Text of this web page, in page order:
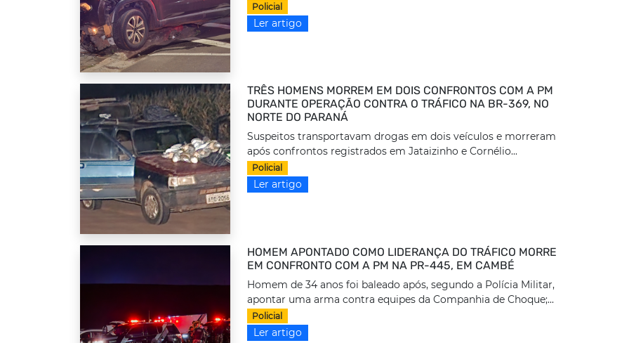
Policial
Ler artigo
TRÊS HOMENS MORREM EM DOIS CONFRONTOS COM A PM
DURANTE OPERAÇÃO CONTRA O TRÁFICO NA BR-369, NO
NORTE DO PARANÁ
Suspeitos transportavam drogas em dois veículos e morreram
após confrontos registrados em Jataizinho e Cornélio...
Policial
Ler artigo
HOMEM APONTADO COMO LIDERANÇA DO TRÁFICO MORRE
EM CONFRONTO COM A PM NA PR-445, EM CAMBÉ
Homem de 34 anos foi baleado após, segundo a Polícia Militar,
apontar uma arma contra equipes da Companhia de Choque;...
Policial
Ler artigo